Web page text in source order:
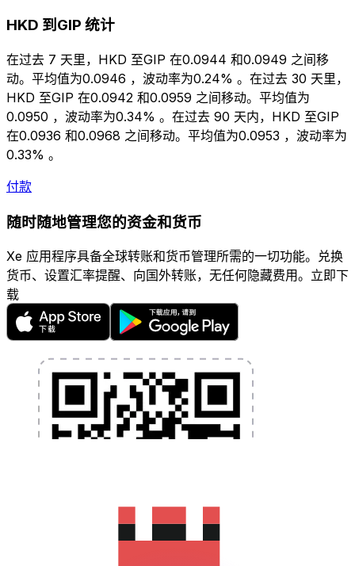
HKD 到GIP 统计
在过去 7 天里，HKD 至GIP 在0.0944 和0.0949 之间移
动。平均值为0.0946 ，波动率为0.24% 。在过去 30 天里，
HKD 至GIP 在0.0942 和0.0959 之间移动。平均值为
0.0950 ，波动率为0.34% 。在过去 90 天内，HKD 至GIP
在0.0936 和0.0968 之间移动。平均值为0.0953 ，波动率为
0.33% 。
付款
随时随地管理您的资金和货币
Xe 应用程序具备全球转账和货币管理所需的一切功能。兑换
货币、设置汇率提醒、向国外转账，无任何隐藏费用。立即下
载